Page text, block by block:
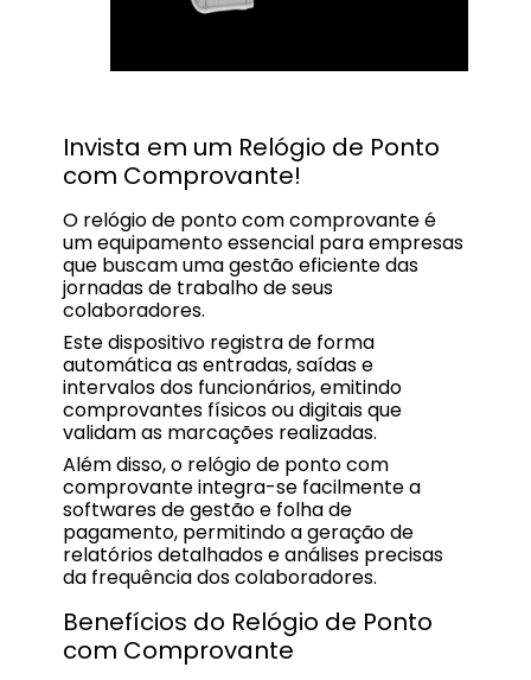
Invista em um Relógio de Ponto
com Comprovante!
O relógio de ponto com comprovante é
um equipamento essencial para empresas
que buscam uma gestão eficiente das
jornadas de trabalho de seus
colaboradores.
Este dispositivo registra de forma
automática as entradas, saídas e
intervalos dos funcionários, emitindo
comprovantes físicos ou digitais que
validam as marcações realizadas.
Além disso, o relógio de ponto com
comprovante integra-se facilmente a
softwares de gestão e folha de
pagamento, permitindo a geração de
relatórios detalhados e análises precisas
da frequência dos colaboradores.
Benefícios do Relógio de Ponto
com Comprovante